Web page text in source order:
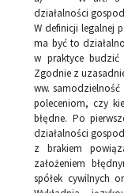
działalności
W definicji legalnej
ma być to
w praktyce
Zgodnie z
ww.
poleceniom, czy
błędne. Po
działalności
z brakiem
założeniem
spółek cywilnych